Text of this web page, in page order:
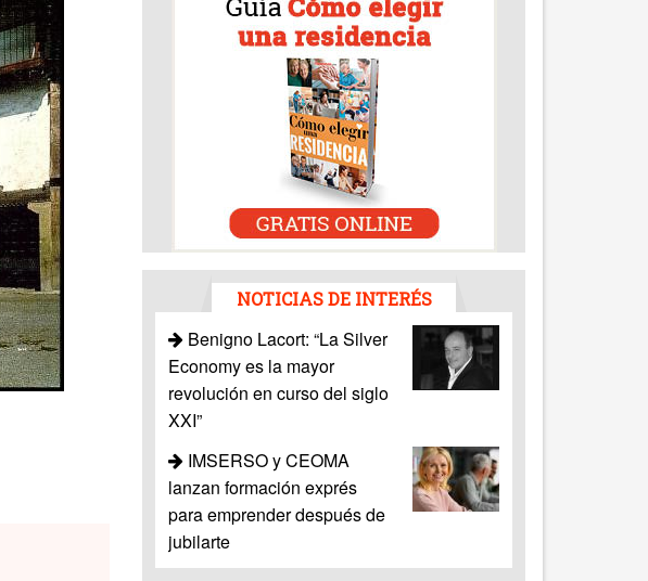
NOTICIAS DE INTERÉS
Benigno Lacort: “La Silver
Economy es la mayor
revolución en curso del siglo
XXI”
IMSERSO y CEOMA
lanzan formación exprés
para emprender después de
jubilarte